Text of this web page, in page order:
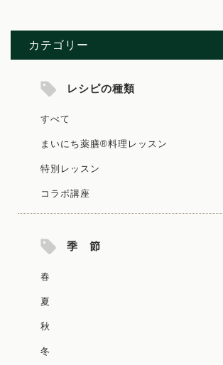
カテゴリー
レシピの種類
すべて
まいにち薬膳®料理レッスン
特別レッスン
コラボ講座
季 節
春
夏
秋
冬